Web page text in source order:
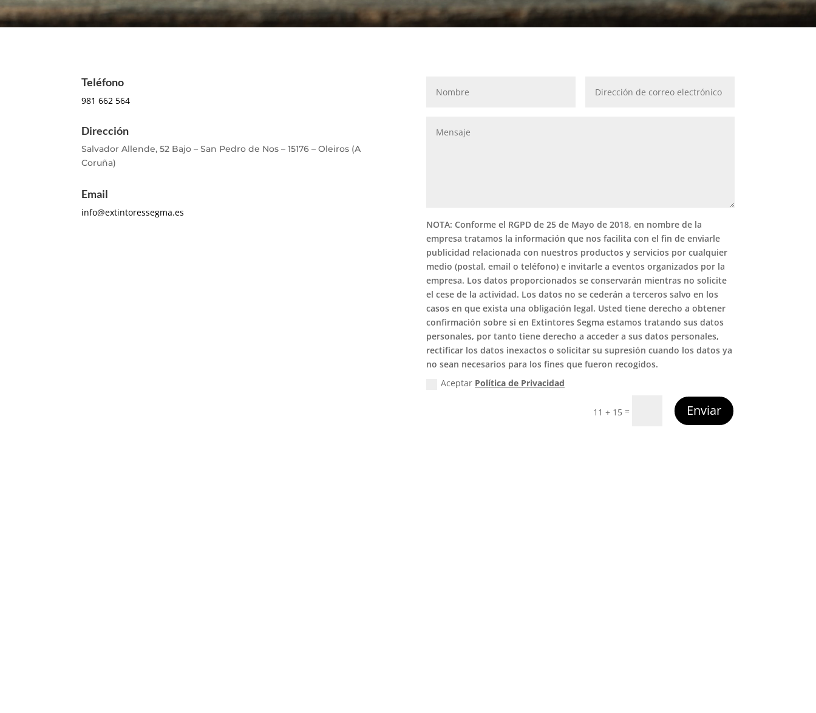
Teléfono
981 662 564
Dirección
Salvador Allende, 52 Bajo – San Pedro de Nos – 15176 –Oleiros (A
Coruña)
Email
info@extintoressegma.es
NOTA: Conforme el RGPD de 25 de Mayo de 2018, en nombre de la
empresa tratamos la información que nos facilita con el fin de enviarle
publicidad relacionada con nuestros productos y servicios por cualquier
medio (postal, email o teléfono) e invitarle a eventos organizados por la
empresa. Los datos proporcionados se conservarán mientras no solicite
el cese de la actividad. Los datos no se cederán a terceros salvo en los
casos en que exista una obligación legal. Usted tiene derecho a obtener
confirmación sobre si en Extintores Segma estamos tratando sus datos
personales, por tanto tiene derecho a acceder a sus datos personales,
rectificar los datos inexactos o solicitar su supresión cuando los datos ya
no sean necesarios para los fines que fueron recogidos.
Aceptar Política de Privacidad
11 + 15= Enviar